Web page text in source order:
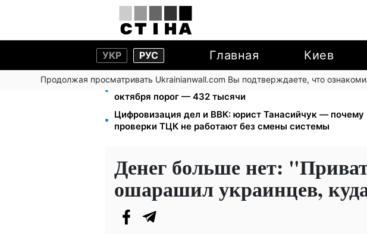
УКР РУС Главная Киев
Продолжая просматривать Ukrainianwall.com Вы подтверждаете, что
172 940 грн защитят жилье от ареста за коммуналку: с
октября порог — 432 тысячи
Цифровизация дел и ВВК: юрист Танасийчук — почему
проверки ТЦК не работают без смены системы
Денег больше нет:
ошарашил украинцев,